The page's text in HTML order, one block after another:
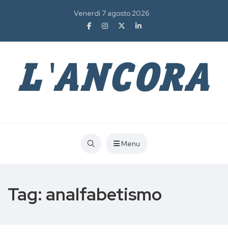
Venerdì 7 agosto 2026
Menu
Tag: analfabetismo